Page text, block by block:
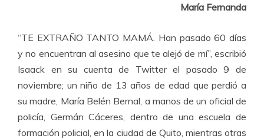
María Fernanda
“TE EXTRAÑO TANTO MAMÁ. Han pasado 60 días
y no encuentran al asesino que te alejó de mí”, escribió
Isaack en su cuenta de Twitter el pasado 9 de
noviembre; un niño de 13 años de edad que perdió a
su madre, María Belén Bernal, a manos de un oficial de
policía, Germán Cáceres, dentro de una escuela de
formación policial, en la ciudad de Quito, mientras otras